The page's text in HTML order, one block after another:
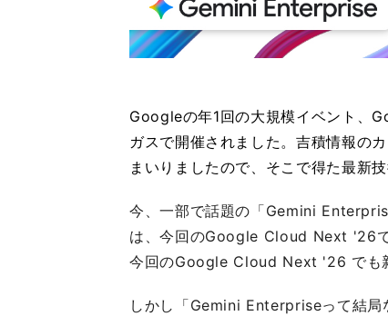
Googleの年1回の大規模イベント
ガスで開催されました。吉積情報の
まいりましたので、そこで得た最新
今、一部で話題の「Gemini
は、今回のGoogle Cloud Next '26
今回のGoogle Cloud Next '26 でも
しかし「Gemini Enterpriseって結局